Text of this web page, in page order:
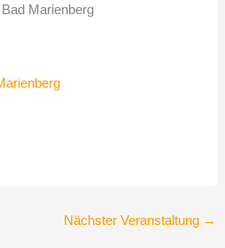
Marienberg
Nächster Veranstaltung →